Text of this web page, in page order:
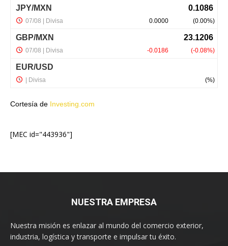
Cortesía de Investing.com
[MEC id="443936"]
NUESTRA EMPRESA
Nuestra misión es enlazar al mundo del comercio exterior,
industria, logística y transporte e impulsar tu éxito.